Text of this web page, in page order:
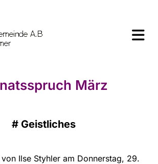
März
# Geistliches
Ilse Styhler am Donnerstag, 29.